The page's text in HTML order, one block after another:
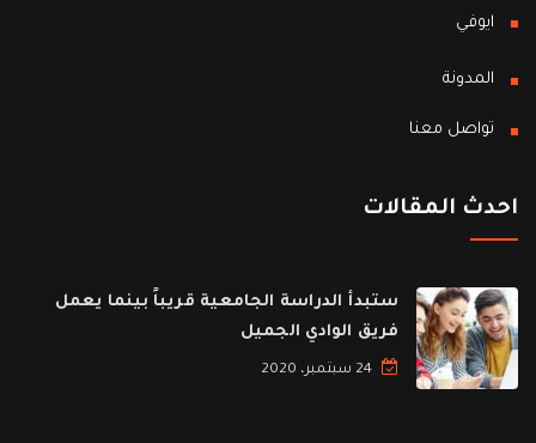
ايوفي
المدونة
تواصل معنا
احدث المقالات
ستبدأ الدراسة الجامعية قريباً بينما يعمل
فريق الوادي الجميل